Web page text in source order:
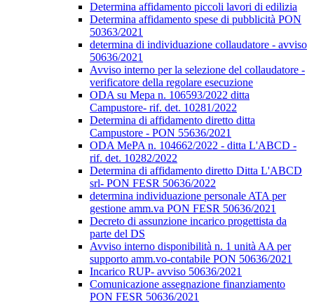
Determina affidamento piccoli lavori di edilizia
Determina affidamento spese di pubblicità PON
50363/2021
determina di individuazione collaudatore - avviso
50636/2021
Avviso interno per la selezione del collaudatore -
verificatore della regolare esecuzione
ODA su Mepa n. 106593/2022 ditta
Campustore- rif. det. 10281/2022
Determina di affidamento diretto ditta
Campustore - PON 55636/2021
ODA MePA n. 104662/2022 - ditta L'ABCD -
rif. det. 10282/2022
Determina di affidamento diretto Ditta L'ABCD
srl- PON FESR 50636/2022
determina individuazione personale ATA per
gestione amm.va PON FESR 50636/2021
Decreto di assunzione incarico progettista da
parte del DS
Avviso interno disponibilità n. 1 unità AA per
supporto amm.vo-contabile PON 50636/2021
Incarico RUP- avviso 50636/2021
Comunicazione assegnazione finanziamento
PON FESR 50636/2021